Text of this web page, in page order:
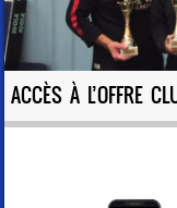
ACCÈS À L’OFFRE